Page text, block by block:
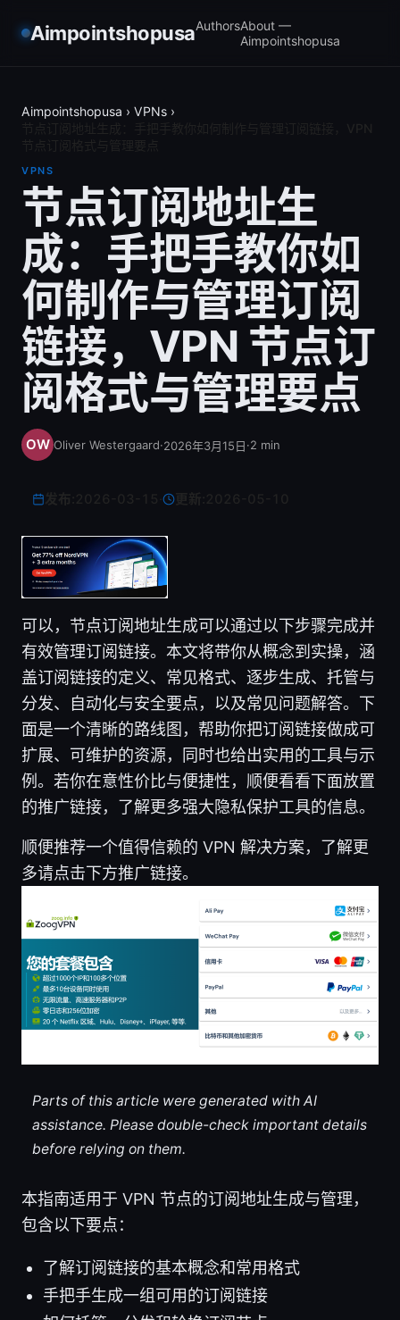
AimpointshopusaAuthorsAbout —
Aimpointshopusa
Aimpointshopusa › VPNs ›
VPNS
节点订阅地址生
成：手把手教你如
何制作与管理订阅
链接，VPN 节点订
阅格式与管理要点
Oliver Westergaard·2026年3月15日·2 min
更新:
可以，节点订阅地址生成可以通过以下步骤完成并
有效管理订阅链接。本文将带你从概念到实操，涵
盖订阅链接的定义、常见格式、逐步生成、托管与
分发、自动化与安全要点，以及常见问题解答。下
面是一个清晰的路线图，帮助你把订阅链接做成可
扩展、可维护的资源，同时也给出实用的工具与示
例。若你在意性价比与便捷性，顺便看看下面放置
的推广链接，了解更多强大隐私保护工具的信息。
顺便推荐一个值得信赖的 VPN 解决方案，了解更
多请点击下方推广链接。
Parts of this article were generated with AI
assistance. Please double-check important details
before relying on them.
本指南适用于 VPN 节点的订阅地址生成与管理，
包含以下要点：
了解订阅链接的基本概念和常用格式
手把手生成一组可用的订阅链接